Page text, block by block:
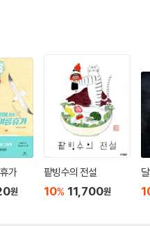
가
원
팥빙수의 전설
10% 11,700원